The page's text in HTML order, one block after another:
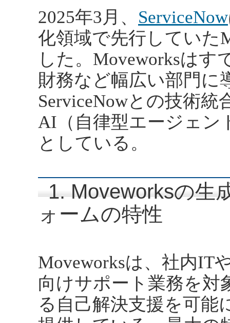
2025年3月、 ServiceNow
化領域で先行していた
した。Moveworksはす
財務など幅広い部門に
ServiceNowとの技術
AI（自律型エージェン
としている。
1. Moveworksの生
ォームの特性
Moveworksは、社内IT
向けサポート業務を対
る自己解決支援を可